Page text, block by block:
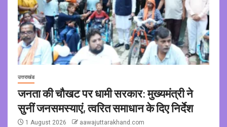
उत्तराखंड
जनता की चौखट पर धामी सरकार: मुख्यमंत्री ने
सुनीं जनसमस्याएं, त्वरित समाधान के दिए निर्देश
1 August 2026 aawajuttarakhand.com